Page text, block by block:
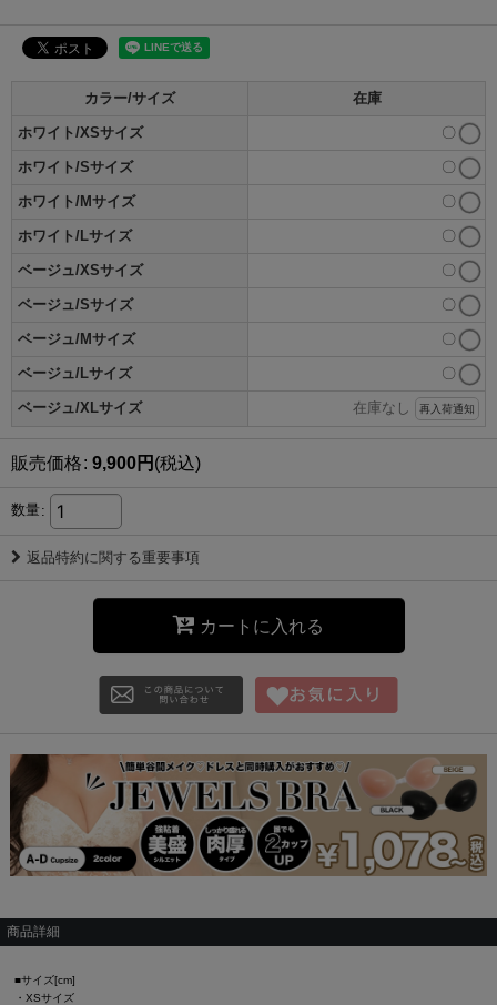
カラー/サイズ 在庫
ホワイト/XSサイズ 〇
ホワイト/Sサイズ 〇
ホワイト/Mサイズ 〇
ホワイト/Lサイズ 〇
ベージュ/XSサイズ 〇
ベージュ/Sサイズ 〇
ベージュ/Mサイズ 〇
ベージュ/Lサイズ 〇
ベージュ/XLサイズ 在庫なし 再入荷通知
販売価格: 9,900円 (税込)
数量:
返品特約に関する重要事項
カートに入れる
商品詳細
■サイズ[cm]
・XSサイズ